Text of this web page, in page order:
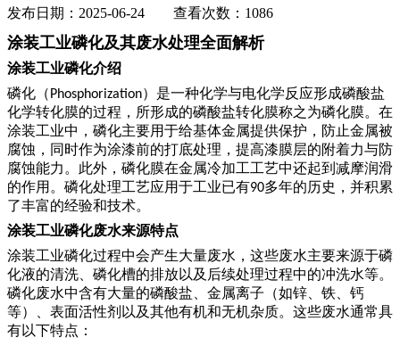
发布日期：2025-06-24 查看次数：1086
涂装工业磷化及其废水处理全面解析
涂装工业磷化介绍
磷化（ Phosphorization）是一种化学与电化学反应形成磷酸盐
化学转化膜的过程，所形成的磷酸盐转化膜称之为磷化膜。在
涂装工业中，磷化主要用于给基体金属提供保护，防止金属被
腐蚀，同时作为涂漆前的打底处理，提高漆膜层的附着力与防
腐蚀能力。此外，磷化膜在金属冷加工工艺中还起到减摩润滑
的作用。磷化处理工艺应用于工业已有90多年的历史，并积累
了丰富的经验和技术。
涂装工业磷化废水来源特点
涂装工业磷化过程中会产生大量废水，这些废水主要来源于磷
化液的清洗、磷化槽的排放以及后续处理过程中的冲洗水等。
磷化废水中含有大量的磷酸盐、金属离子（如锌、铁、钙
等）、表面活性剂以及其他有机和无机杂质。这些废水通常具
有以下特点：